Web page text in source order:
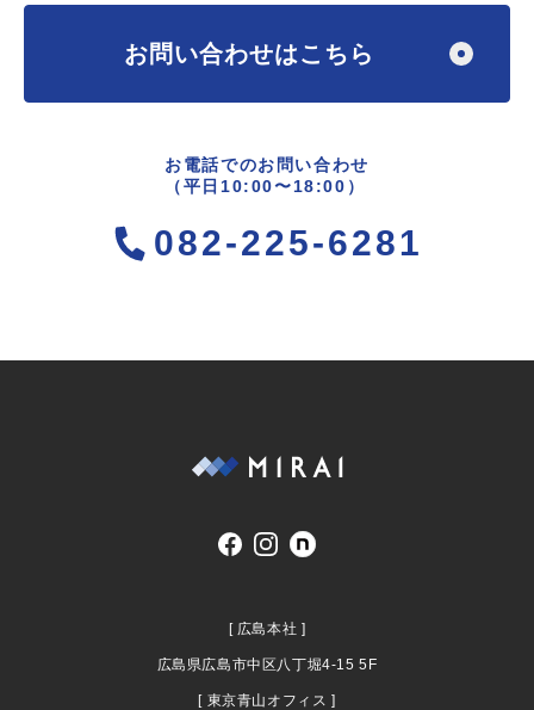
お問い合わせはこちら
お電話でのお問い合わせ
（平日10:00〜18:00）
082-225-6281
[ 広島本社 ]
広島県広島市中区八丁堀4-15 5F
[ 東京青山オフィス ]